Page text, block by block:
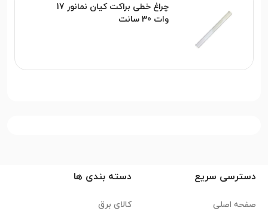
چراغ خطی براکت کیان نمانور 17
وات 30 سانت
دسترسی سریع
صفحه اصلی
دسته بندی ها
کالای برق